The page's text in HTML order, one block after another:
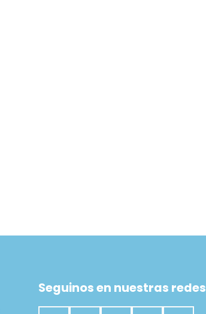
Seguinos en nuestras redes